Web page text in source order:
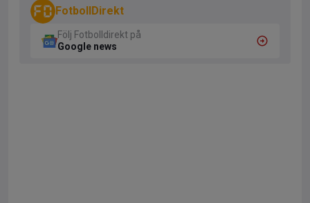
FotbollDirekt
Följ Fotbolldirekt på
Google news